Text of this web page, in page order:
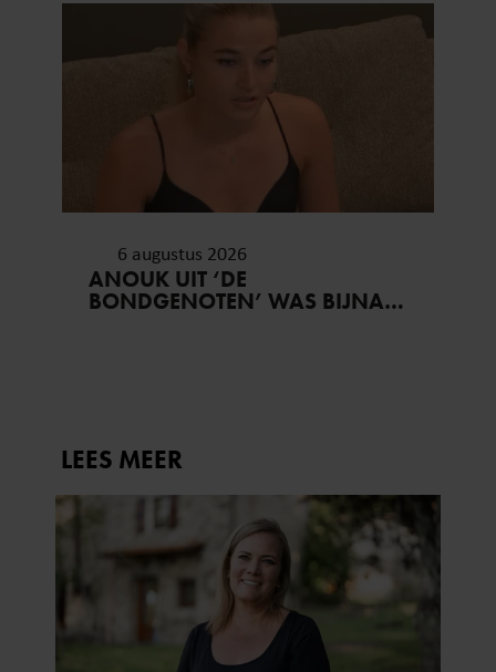
6 augustus 2026
ANOUK UIT ‘DE
BONDGENOTEN’ WAS BIJNA